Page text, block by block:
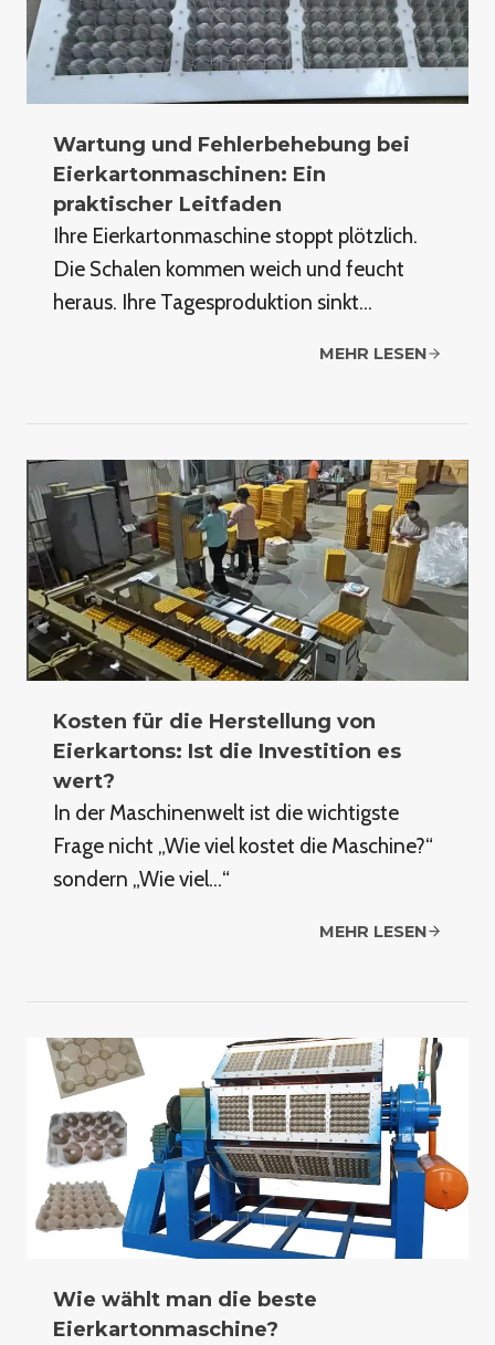
Wartung und Fehlerbehebung bei
Eierkartonmaschinen: Ein
praktischer Leitfaden
Ihre Eierkartonmaschine stoppt plötzlich.
Die Schalen kommen weich und feucht
heraus. Ihre Tagesproduktion sinkt…
MEHR LESEN
Kosten für die Herstellung von
Eierkartons: Ist die Investition es
wert?
In der Maschinenwelt ist die wichtigste
Frage nicht „Wie viel kostet die Maschine?“
sondern „Wie viel…“
MEHR LESEN
Wie wählt man die beste
Eierkartonmaschine?